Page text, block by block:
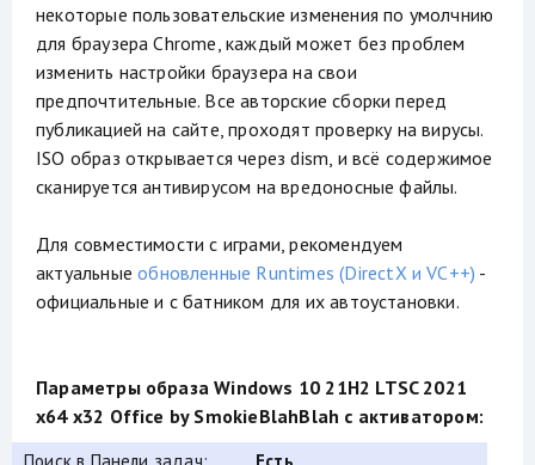
некоторые пользовательские изменения по умолчнию
для браузера Chrome, каждый может без проблем
изменить настройки браузера на свои
предпочтительные. Все авторские сборки перед
публикацией на сайте, проходят проверку на вирусы.
ISO образ открывается через dism, и всё содержимое
сканируется антивирусом на вредоносные файлы.
Для совместимости с играми, рекомендуем
актуальныеобновленные Runtimes (DirectX и VC++) -
официальные и с батником для их автоустановки.
Параметры образа Windows 10 21H2 LTSC 2021
x64 x32 Office by SmokieBlahBlah с активатором:
Поиск в Панели задач:
Есть